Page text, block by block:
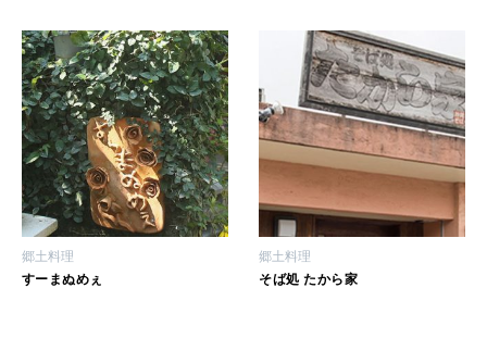
おいしい
TRAVEL
どこ行く？
FORTUNE
明日のわたし
郷土料理
すーまぬめぇ
郷土料理
そば処 たから家